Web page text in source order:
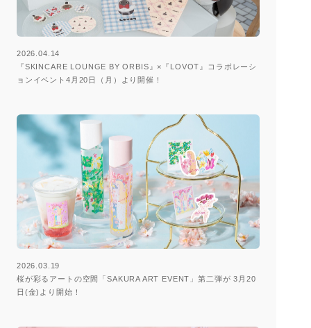
2026.04.14
『SKINCARE LOUNGE BY ORBIS』×『LOVOT』コラボレーシ
ョンイベント4月20日（月）より開催！
2026.03.19
桜が彩るアートの空間「SAKURA ART EVENT」第二弾が 3月20
日(金)より開始！